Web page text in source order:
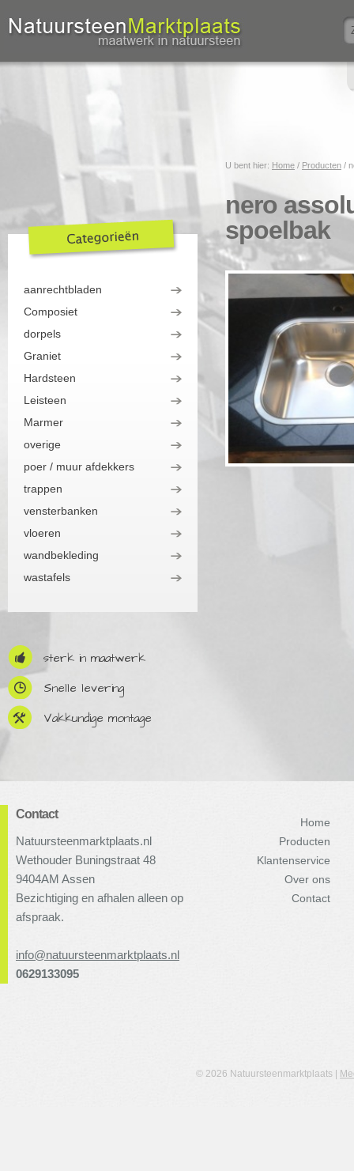
aanrechtbladen
Composiet
dorpels
Graniet
Hardsteen
Leisteen
Marmer
overige
poer / muur afdekkers
trappen
vensterbanken
vloeren
wandbekleding
wastafels
sterk in maatwerk
Snelle levering
Vakkundige montage
U bent hier: Home / Producten /
nero
spoelbak
Contact
Natuursteenmarktplaats.nl
Wethouder Buningstraat 48
9404AM Assen
Bezichtiging en afhalen alleen op
afspraak.
info@natuursteenmarktplaats.nl
0629133095
Home
Producten
Klantenservice
Over ons
Contact
© 2026 Natuursteenmarktplaats |